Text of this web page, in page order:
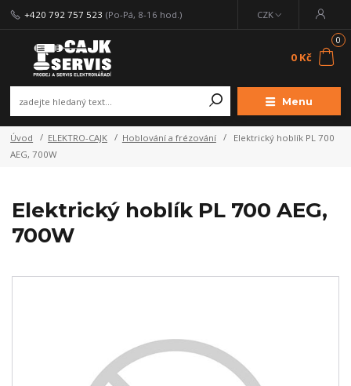
Menu
CZK
+420 792 757 523 (Po-Pá, 8-16 hod.)
0
0 Kč
Úvod ELEKTRO-CAJK Hoblování a frézování
Elektrický hoblík PL 700
AEG, 700W
Elektrický hoblík PL 700 AEG,
700W